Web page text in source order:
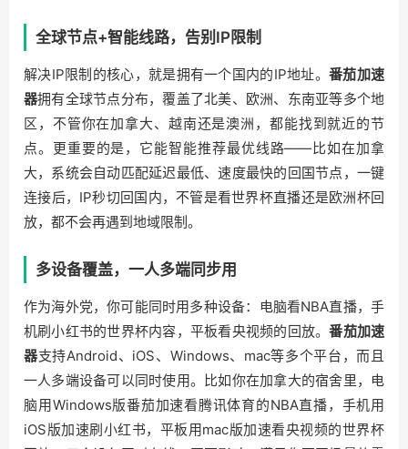
全球节点+智能线路，告别IP限制
解决IP限制的核心，就是拥有一个国内的IP地址。番茄加速
器拥有全球节点分布，覆盖了北美、欧洲、东南亚等多个地
区，不管你在加拿大、越南还是澳洲，都能找到就近的节
点。更重要的是，它能智能推荐最优线路——比如在加拿
大，系统会自动匹配延迟最低、速度最快的回国节点，一键
连接后，IP秒切回国内，不管是看世界杯直播还是欧洲杯回
放，都不会再遇到地域限制。
多设备覆盖，一人多端同步用
作为海外党，你可能同时用多种设备：电脑看NBA直播，手
机刷小红书的世界杯内容，平板看央视频的回放。番茄加速
器支持Android、iOS、Windows、mac等多个平台，而且
一人多端设备可以同时使用。比如你在加拿大的宿舍里，电
脑用Windows版番茄加速看腾讯体育的NBA直播，手机用
iOS版加速刷小红书，平板用mac版加速看央视频的世界杯